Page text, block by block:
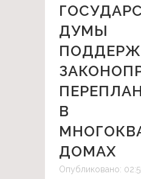
ДУМЫ
В
ДОМАХ
Опубликовано: